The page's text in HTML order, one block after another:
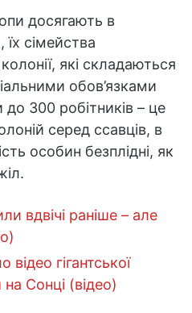
досягають в
сімейства
які складаються
обов’язками
300 робітників – це
серед ссавців, в
особин безплідні, як
вдвічі раніше – але
гігантської
Сонці (відео)